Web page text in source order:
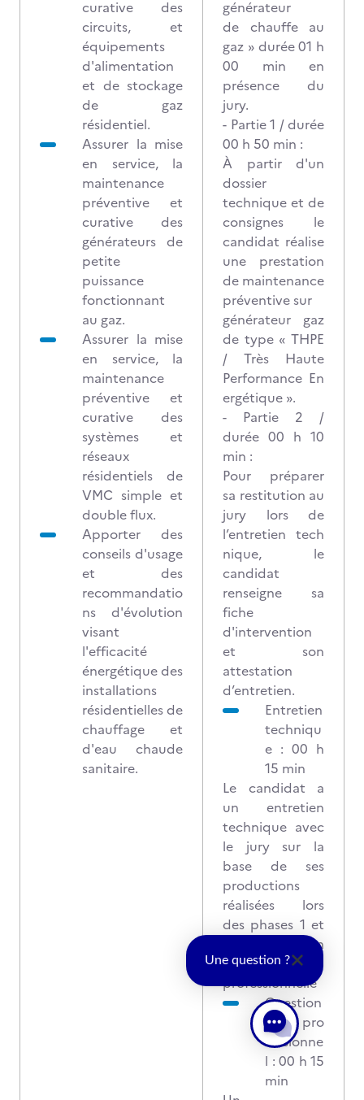
curative des
circuits, et
équipements
d'alimentation
et de stockage
de gaz
résidentiel.
Assurer la mise
en service, la
maintenance
préventive et
curative des
générateurs de
petite
puissance
fonctionnant
au gaz.
Assurer la mise
en service, la
maintenance
préventive et
curative des
systèmes et
réseaux
résidentiels de
VMC simple et
double flux.
Apporter des
conseils d'usage
et des
recommandatio
ns d'évolution
visant
l'efficacité
énergétique des
installations
résidentielles de
chauffage et
d'eau chaude
sanitaire.
générateur
de chauffe au
gaz » durée 01 h
00 min en
présence du
jury.
- Partie 1 / durée
00 h 50 min :
À partir d'un
dossier
technique et de
consignes le
candidat réalise
une prestation
de maintenance
préventive sur
générateur gaz
de type « THPE
/ Très Haute
Performance En
ergétique ».
- Partie 2 /
durée 00 h 10
min :
Pour préparer
sa restitution au
jury lors de
l’entretien tech
nique, le
candidat
renseigne sa
fiche
d'intervention
et son
attestation
d’entretien.
Entretien
techniqu
e : 00 h
15 min
Le candidat a
un entretien
technique avec
le jury sur la
base de ses
productions
réalisées lors
des phases 1 et
2 de la mise en
situation
professionnelle
Question
naire pro
fessionne
l : 00 h 15
min
Une question ?